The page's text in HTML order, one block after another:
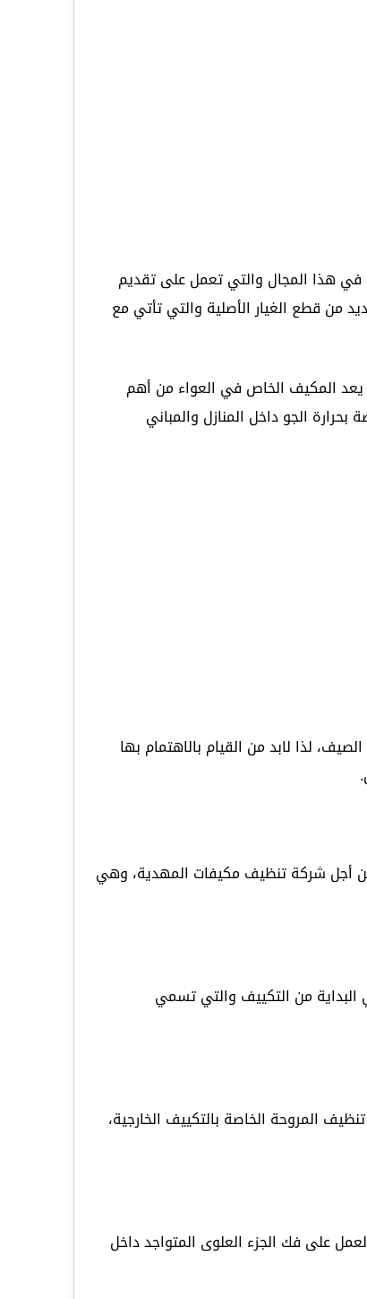
في هذا المجال والتي تعمل على تقديم
من قطع الغيار الأصلية والتي تأتي مع
المكيف الخاص في العواء من أهم
الجو داخل المنازل والمباني
لذا لابد من القيام بالاهتمام بها
أجل شركة تنظيف مكيفات المهدية، وهي
من التكييف والتي تسمي
المروحة الخاصة بالتكييف الخارجية،
على فك الجزء العلوى المتواجد داخل